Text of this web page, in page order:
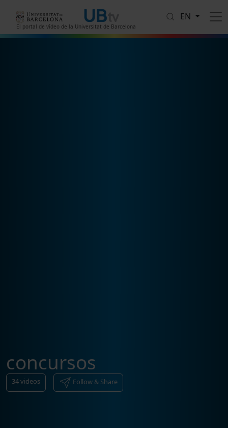
El portal de vídeo de la Universitat de Barcelona
EN
concursos
34videos Follow & Share